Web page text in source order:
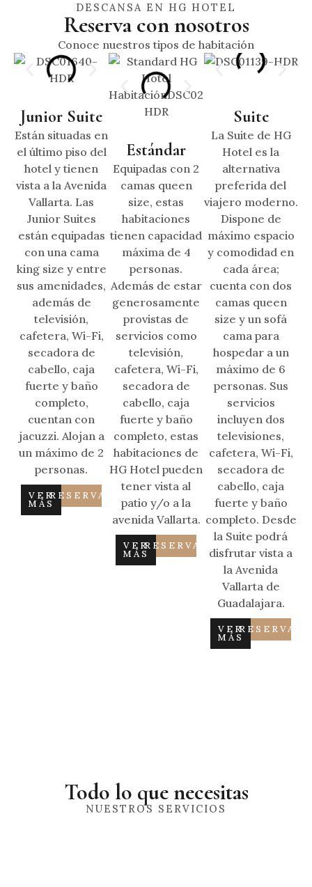
DESCANSA EN HG HOTEL
Reserva con nosotros
Conoce nuestros tipos de habitación
Junior Suite
Están situadas en
el último piso del
hotel y tienen
vista a la Avenida
Vallarta. Las
Junior Suites
están equipadas
con una cama
king size y entre
sus amenidades,
además de
televisión,
cafetera, Wi-Fi,
secadora de
cabello, caja
fuerte y baño
completo,
cuentan con
jacuzzi. Alojan a
un máximo de 2
personas.
VER
MÁS
RESERVAR
Estándar
Equipadas con 2
camas queen
size, estas
habitaciones
tienen capacidad
máxima de 4
personas.
Además de estar
generosamente
provistas de
servicios como
televisión,
cafetera, Wi-Fi,
secadora de
cabello, caja
fuerte y baño
completo, estas
habitaciones de
HG Hotel pueden
tener vista al
patio y/o a la
avenida Vallarta.
VER
MÁS
RESERVAR
Suite
La Suite de HG
Hotel es la
alternativa
preferida del
viajero moderno.
Dispone de
máximo espacio
y comodidad en
cada área;
cuenta con dos
camas queen
size y un sofá
cama para
hospedar a un
máximo de 6
personas. Sus
servicios
incluyen dos
televisiones,
cafetera, Wi-Fi,
secadora de
cabello, caja
fuerte y baño
completo. Desde
la Suite podrá
disfrutar vista a
la Avenida
Vallarta de
Guadalajara.
VER
MÁS
RESERVAR
Todo lo que necesitas
NUESTROS SERVICIOS